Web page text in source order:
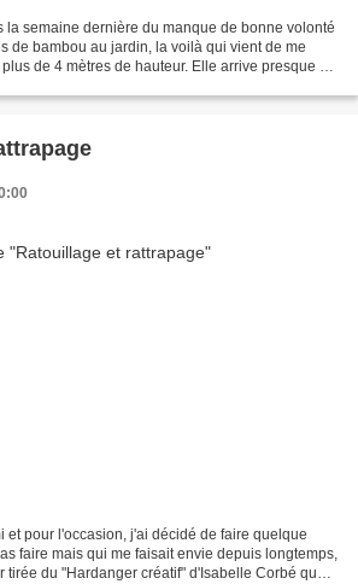
la semaine dernière du manque de bonne volonté
de bambou au jardin, la voilà qui vient de me
de 4 mètres de hauteur. Elle arrive presque à
et pour l'occasion, j'ai décidé de faire quelque
faire mais qui me faisait envie depuis longtemps,
tirée du "Hardanger créatif" d'Isabelle Corbé que